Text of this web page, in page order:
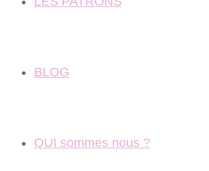
BLOG
QUI sommes nous ?